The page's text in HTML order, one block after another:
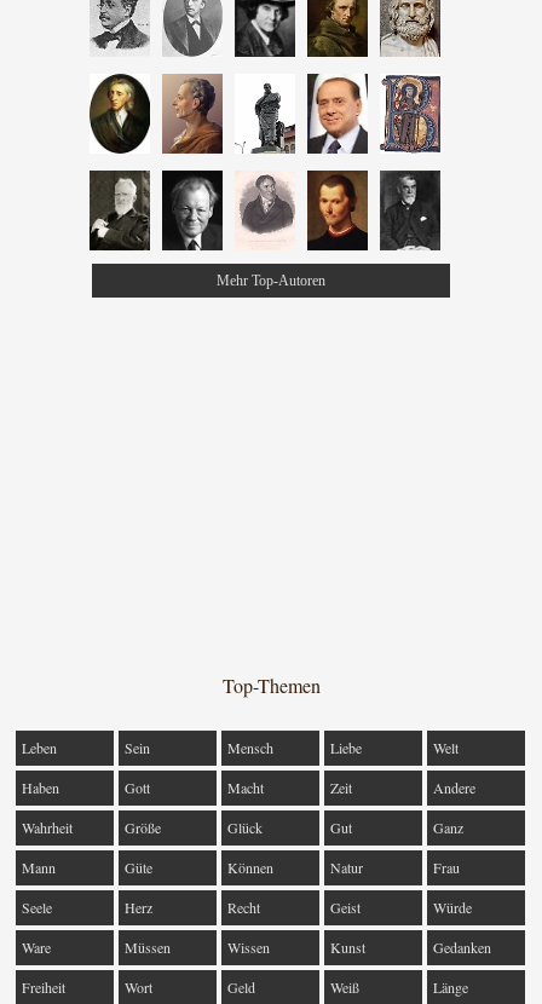
Mehr Top-Autoren
Top-Themen
Leben Sein Mensch Liebe Welt
Haben Gott Macht Zeit Andere
Wahrheit Größe Glück Gut Ganz
Mann Güte Können Natur Frau
Seele Herz Recht Geist Würde
Ware Müssen Wissen Kunst Gedanken
Freiheit Wort Geld Weiß Länge